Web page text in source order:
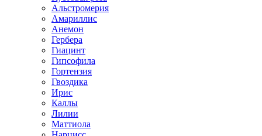
Альстромерия
Амариллис
Анемон
Гербера
Гиацинт
Гипсофила
Гортензия
Гвоздика
Ирис
Каллы
Лилии
Маттиола